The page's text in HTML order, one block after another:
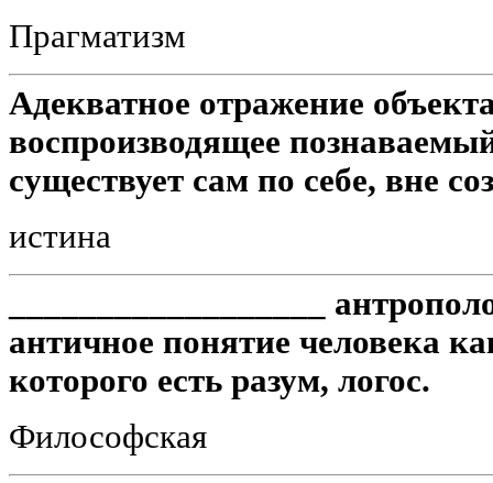
Прагматизм
Адекватное отражение
воспроизводящее
существует сам по себе, вне
истина
__________________
античное понятие человека
которого есть разум, логос.
Философская